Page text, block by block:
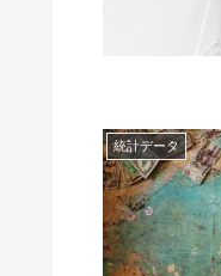
統計データ